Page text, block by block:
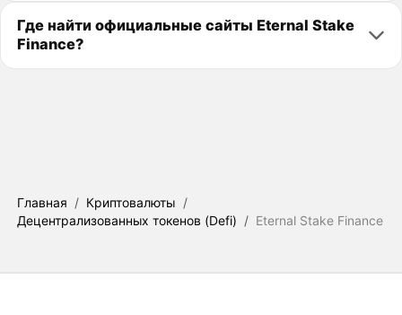
Где найти официальные сайты Eternal Stake
Finance?
Главная / Криптовалюты /
Децентрализованных токенов (Defi) / Eternal Stake Finance